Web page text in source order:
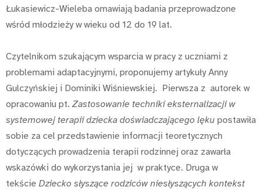
Łukasiewicz-Wieleba omawiają badania przeprowadzone
wśród młodzieży w wieku od 12 do 19 lat.
Czytelnikom szukającym wsparcia w pracy z uczniami z
problemami adaptacyjnymi, proponujemy artykuły Anny
Gulczyńskiej i Dominiki Wiśniewskiej. Pierwsza z autorek w
opracowaniu pt.Zastosowanie techniki eksternalizacji w
systemowej terapii dziecka doświadczającego lęku postawiła
sobie za cel przedstawienie informacji teoretycznych
dotyczących prowadzenia terapii rodzinnej oraz zawarła
wskazówki do wykorzystania jej w praktyce. Druga w
tekście Dziecko słyszące rodziców niesłyszących kontekst